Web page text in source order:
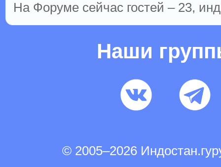
На Форуме сейчас гостей – 23,
Наши
© 2005–2026